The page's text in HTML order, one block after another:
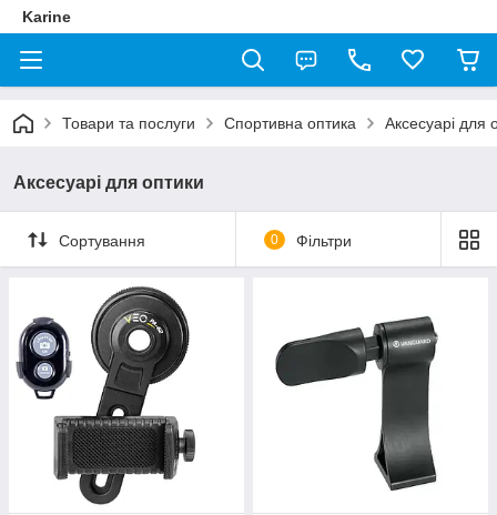
Karine
Товари та послуги Спортивна оптика Аксесуарі для
Аксесуарі для оптики
Сортування 0 Фільтри